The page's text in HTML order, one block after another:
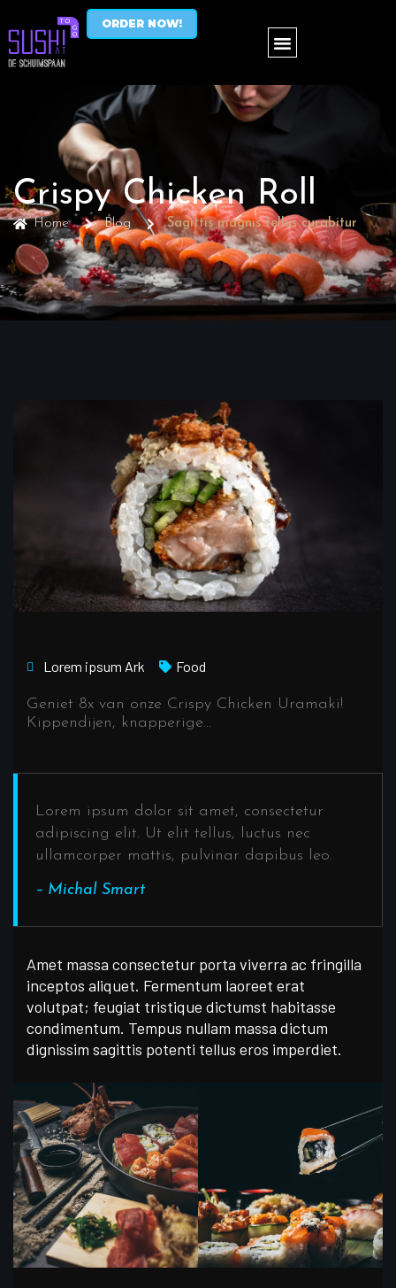
ORDER NOW!
Crispy Chicken Roll
Home Blog Sagittis magnis tellus curabitur
Lorem ipsum Ark Food
Geniet 8x van onze Crispy Chicken Uramaki!
Kippendijen, knapperige…
Lorem ipsum dolor sit amet, consectetur
adipiscing elit. Ut elit tellus, luctus nec
ullamcorper mattis, pulvinar dapibus leo.
– Michal Smart
Amet massa consectetur porta viverra ac fringilla
inceptos aliquet. Fermentum laoreet erat
volutpat; feugiat tristique dictumst habitasse
condimentum. Tempus nullam massa dictum
dignissim sagittis potenti tellus eros imperdiet.